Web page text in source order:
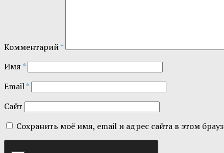
Комментарий*
Имя*
Email*
Сайт
Сохранить моё имя, email и адрес сайта в этом